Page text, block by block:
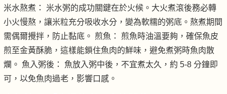
米水熬煮： 米水粥的成功關鍵在於火候。大火煮滾後務必轉
小火慢熬，讓米粒充分吸收水分，變為軟糯的粥底。熬煮期間
需偶爾攪拌，防止黏底。 煎魚： 煎魚時油溫要夠，確保魚皮
煎至金黃酥脆，這樣能鎖住魚肉的鮮味，避免煮粥時魚肉散
爛。 魚入粥後： 魚放入粥中後，不宜煮太久，約 5-8 分鐘即
可，以免魚肉過老，影響口感。